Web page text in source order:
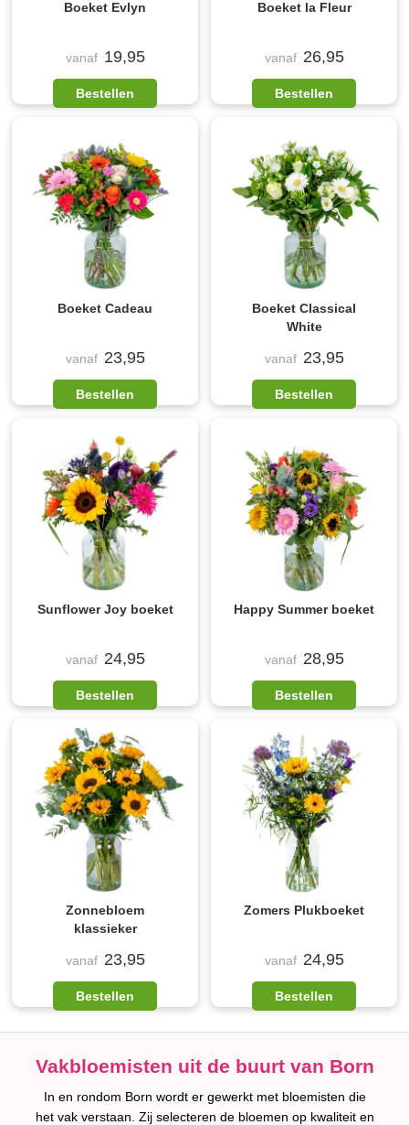
Boeket Evlyn
vanaf 19,95
Bestellen
Boeket la Fleur
vanaf 26,95
Bestellen
Boeket Cadeau
vanaf 23,95
Bestellen
Boeket Classical
White
vanaf 23,95
Bestellen
Sunflower Joy boeket
vanaf 24,95
Bestellen
Happy Summer boeket
vanaf 28,95
Bestellen
Zonnebloem
klassieker
vanaf 23,95
Bestellen
Zomers Plukboeket
vanaf 24,95
Bestellen
Vakbloemisten uit de buurt van Born
In en rondom Born wordt er gewerkt met bloemisten die
het vak verstaan. Zij selecteren de bloemen op kwaliteit en